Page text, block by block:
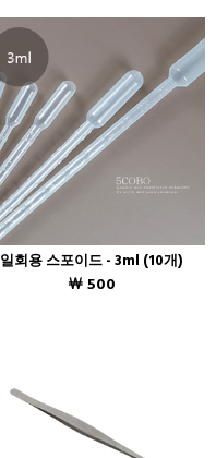
일회용 스포이드 - 3ml (10개)
￦ 500